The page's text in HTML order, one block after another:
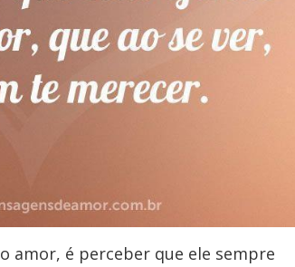
amor, é perceber que ele sempre